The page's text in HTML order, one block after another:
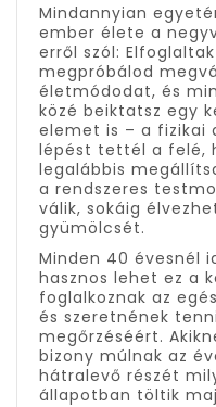
Mindannyian
ember élete a
erről szól:
megpróbálod
életmódodat, és
közé beiktatsz egy
elemet is – a fizikai
lépést tettél a felé,
legalábbis
a rendszeres
válik, sokáig
gyümölcsét.
Minden 40 évesnél
hasznos lehet ez a
foglalkoznak az
és szeretnének
megőrzéséért.
bizony múlnak az
hátralevő részét
állapotban töltik